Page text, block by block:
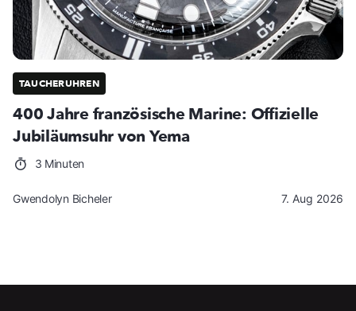
TAUCHERUHREN
400 Jahre französische Marine: Offizielle
Jubiläumsuhr von Yema
3 Minuten
Gwendolyn Bicheler 7. Aug 2026